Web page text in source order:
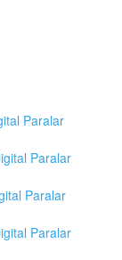
Paralar
Paralar
Paralar
Paralar